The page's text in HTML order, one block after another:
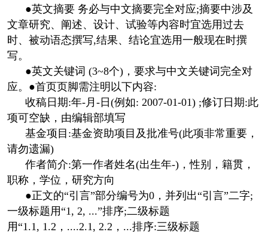
●英文摘要 务必与中文摘要完全对应;摘要中涉及
文章研究、阐述、设计、试验等内容时宜选用过去
时、被动语态撰写,结果、结论宜选用一般现在时撰
写。
●英文关键词 (3~8个)，要求与中文关键词完全对
应。●首页页脚需注明以下内容:
收稿日期:年-月-日(例如: 2007-01-01) ;修订日期:此
项可空缺，由编辑部填写
基金项目:基金资助项目及批准号(此项非常重要，
请勿遗漏)
作者简介:第一作者姓名(出生年-)，性别，籍贯，
职称，学位，研究方向
●正文的“引言”部分编号为0，并列出“引言”二字;
一级标题用“1, 2, ...”排序;二级标题
用“1.1, 1.2，....2.1, 2.2，...排序:三级标题